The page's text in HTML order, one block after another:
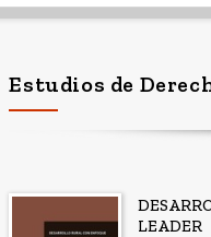
Estudios de
LEADER